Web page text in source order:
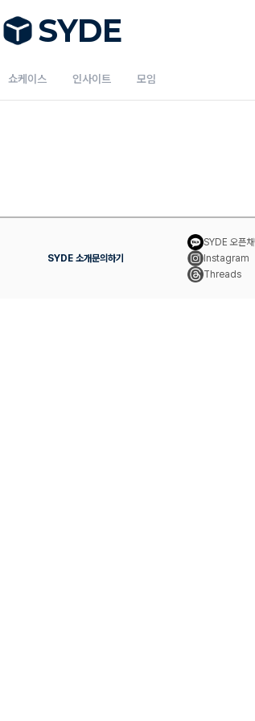
SYDE
쇼케이스 인사이트 모임
SYDE 소개문의하기
SYDE 오픈채
Instagram
Threads